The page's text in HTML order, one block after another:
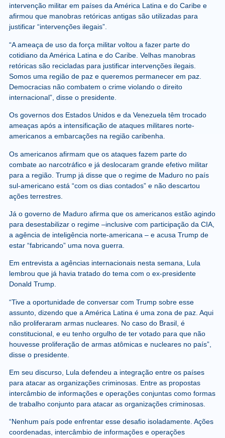
intervenção militar em países da América Latina e do Caribe e
afirmou que manobras retóricas antigas são utilizadas para
justificar “intervenções ilegais”.
“A ameaça de uso da força militar voltou a fazer parte do
cotidiano da América Latina e do Caribe. Velhas manobras
retóricas são recicladas para justificar intervenções ilegais.
Somos uma região de paz e queremos permanecer em paz.
Democracias não combatem o crime violando o direito
internacional”, disse o presidente.
Os governos dos Estados Unidos e da Venezuela têm trocado
ameaças após a intensificação de ataques militares norte-
americanos a embarcações na região caribenha.
Os americanos afirmam que os ataques fazem parte do
combate ao narcotráfico e já deslocaram grande efetivo militar
para a região. Trump já disse que o regime de Maduro no país
sul-americano está “com os dias contados” e não descartou
ações terrestres.
Já o governo de Maduro afirma que os americanos estão agindo
para desestabilizar o regime –inclusive com participação da CIA,
a agência de inteligência norte-americana – e acusa Trump de
estar “fabricando” uma nova guerra.
Em entrevista a agências internacionais nesta semana, Lula
lembrou que já havia tratado do tema com o ex-presidente
Donald Trump.
“Tive a oportunidade de conversar com Trump sobre esse
assunto, dizendo que a América Latina é uma zona de paz. Aqui
não proliferaram armas nucleares. No caso do Brasil, é
constitucional, e eu tenho orgulho de ter votado para que não
houvesse proliferação de armas atômicas e nucleares no país”,
disse o presidente.
Em seu discurso, Lula defendeu a integração entre os países
para atacar as organizações criminosas. Entre as propostas
intercâmbio de informações e operações conjuntas como formas
de trabalho conjunto para atacar as organizações criminosas.
“Nenhum país pode enfrentar esse desafio isoladamente. Ações
coordenadas, intercâmbio de informações e operações